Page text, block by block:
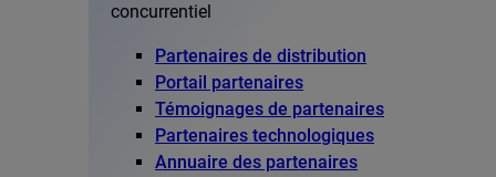
concurrentiel
Partenaires de distribution
Portail partenaires
Témoignages de partenaires
Partenaires technologiques
Annuaire des partenaires